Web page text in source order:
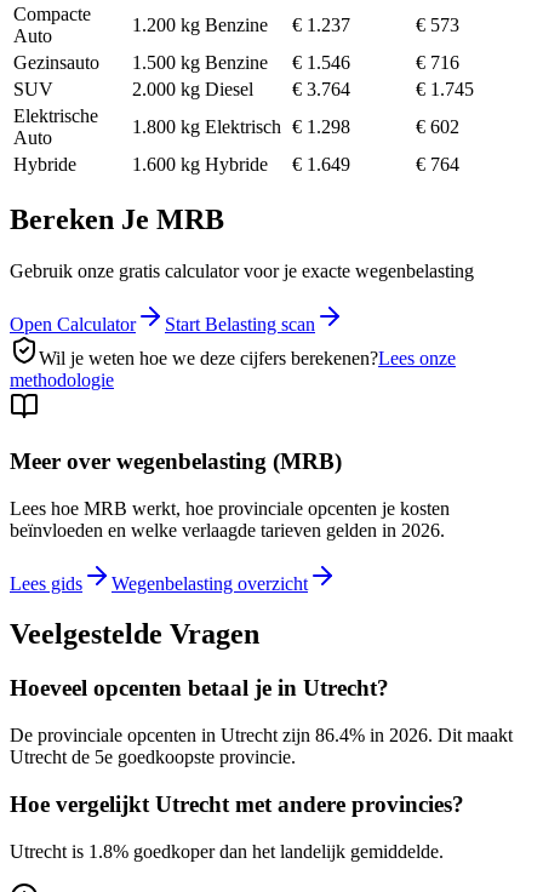
Compacte
Auto
1.200 kg Benzine € 1.237
€ 573
Gezinsauto
1.500 kg Benzine € 1.546
€ 716
SUV
2.000 kg Diesel € 3.764
€ 1.745
Elektrische
Auto
1.800 kg Elektrisch € 1.298
€ 602
Hybride
1.600 kg Hybride € 1.649 € 764
Bereken Je MRB
Gebruik onze gratis calculator voor je exacte wegenbelasting
Open Calculator
Start Belasting scan
Wil je weten hoe we deze cijfers berekenen?Lees onze
methodologie
Meer over wegenbelasting (MRB)
Lees hoe MRB werkt, hoe provinciale opcenten je kosten
beïnvloeden en welke verlaagde tarieven gelden in 2026.
Lees gids Wegenbelasting overzicht
Veelgestelde Vragen
Hoeveel opcenten betaal je in Utrecht?
De provinciale opcenten in Utrecht zijn 86.4% in 2026. Dit maakt
Utrecht de 5e goedkoopste provincie.
Hoe vergelijkt Utrecht met andere provincies?
Utrecht is 1.8% goedkoper dan het landelijk gemiddelde.